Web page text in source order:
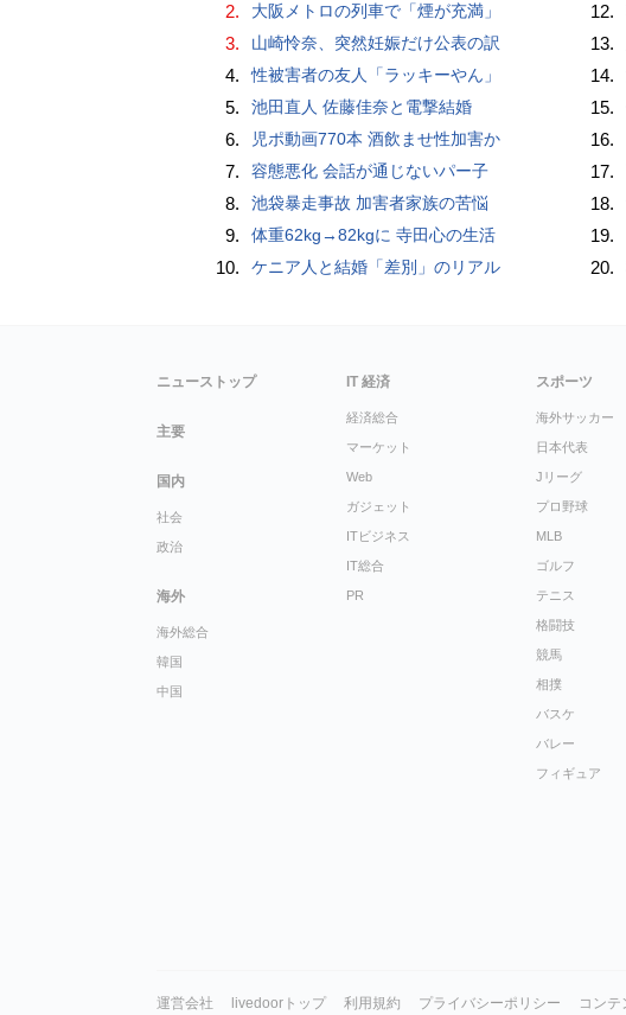
2. 大阪メトロの列車で「煙が充満」
3. 山崎怜奈、突然妊娠だけ公表の訳
4. 性被害者の友人「ラッキーやん」
5. 池田直人 佐藤佳奈と電撃結婚
6. 児ポ動画770本 酒飲ませ性加害か
7. 容態悪化 会話が通じないパー子
8. 池袋暴走事故 加害者家族の苦悩
9. 体重62kg→82kgに 寺田心の生活
10. ケニア人と結婚「差別」のリアル
12.
13.
14.
15.
16.
17.
18.
19.
20.
ニューストップ
主要
国内
社会
政治
海外
海外総合
韓国
中国
IT 経済
経済総合
マーケット
Web
ガジェット
ITビジネス
IT総合
PR
スポーツ
海外サッカー
日本代表
Jリーグ
プロ野球
MLB
ゴルフ
テニス
格闘技
競馬
相撲
バスケ
バレー
フィギュア
運営会社 livedoorトップ 利用規約 プライバシーポリシー コンテ